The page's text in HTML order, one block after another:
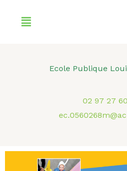
Menu
Ecole Publique
02 97 27